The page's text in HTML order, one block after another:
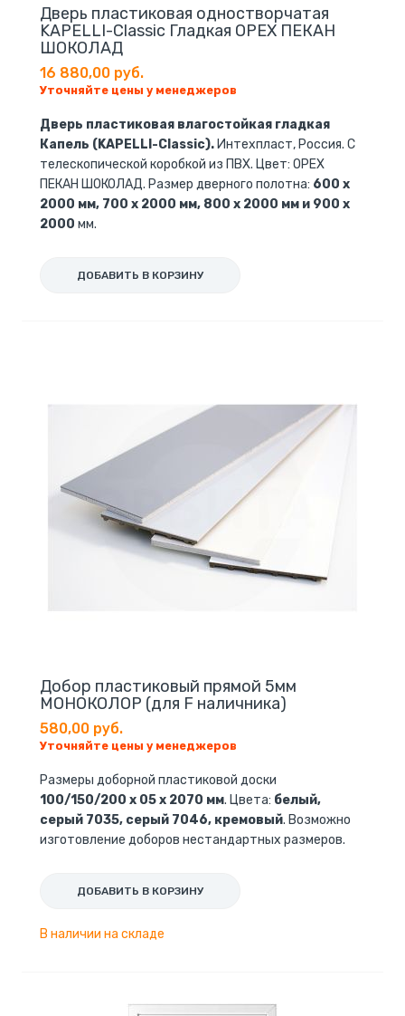
Дверь пластиковая одностворчатая
KAPELLI-Classic Гладкая ОРЕХ ПЕКАН
ШОКОЛАД
16 880,00 руб.
Уточняйте цены у менеджеров
Дверь пластиковая влагостойкая гладкая
Капель (KAPELLI-Classic). Интехпласт, Россия. С
телескопической коробкой из ПВХ. Цвет: ОРЕХ
ПЕКАН ШОКОЛАД. Размер дверного полотна: 600 x
2000 мм, 700 x 2000 мм, 800 x 2000 мм и 900 x
2000 мм.
ДОБАВИТЬ В КОРЗИНУ
Добор пластиковый прямой 5мм
МОНОКОЛОР (для F наличника)
580,00 руб.
Уточняйте цены у менеджеров
Размеры доборной пластиковой доски
100/150/200 х 05 х 2070 мм. Цвета: белый,
серый 7035, серый 7046, кремовый. Возможно
изготовление доборов нестандартных размеров.
ДОБАВИТЬ В КОРЗИНУ
В наличии на складе